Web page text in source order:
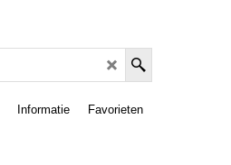
Informatie Favorieten